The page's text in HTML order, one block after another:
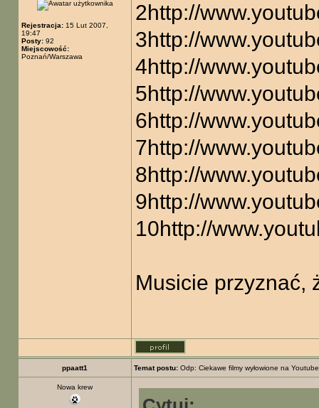
Rejestracja: 15 Lut 2007,
19:47
Posty: 92
Miejscowość:
Poznań/Warszawa
2http://
3http://
4http://
5http://
6http://
7http://
8http://
9http://
10http://
Musicie przyznać,
ppaatt1 Temat postu: Odp: Ciekawe filmy wyłowione na Youtube
Nowa krew